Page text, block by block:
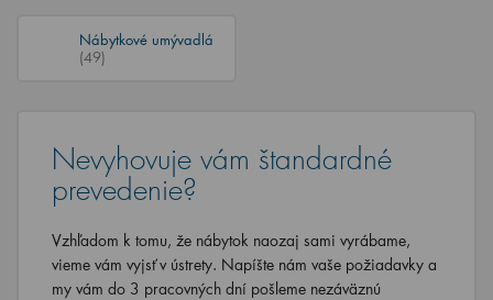
Nábytkové umývadlá
(49)
Nevyhovuje vám štandardné
prevedenie?
Vzhľadom k tomu, že nábytok naozaj sami vyrábame,
vieme vám vyjsť v ústrety. Napíšte nám vaše požiadavky a
my vám do 3 pracovných dní pošleme nezáväznú